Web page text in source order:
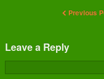
Previous
Leave a Reply